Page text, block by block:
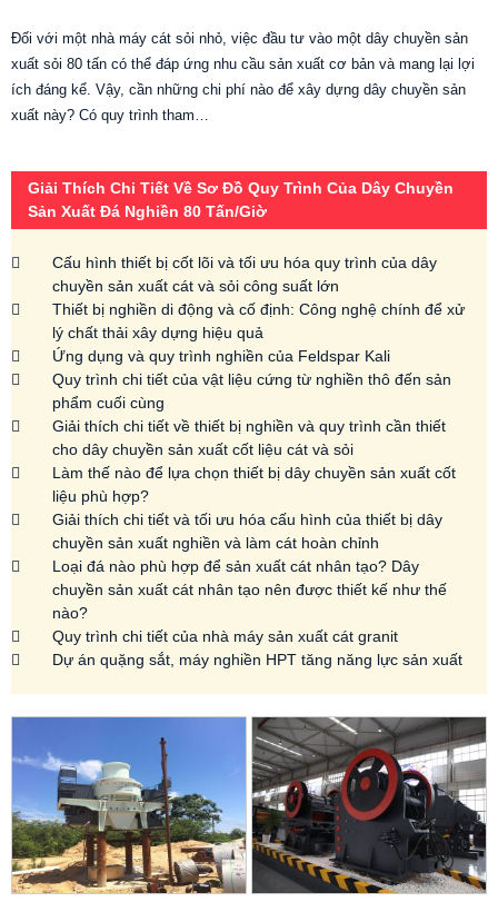
Đối với một nhà máy cát sỏi nhỏ, việc đầu tư vào một dây chuyền sản
xuất sỏi 80 tấn có thể đáp ứng nhu cầu sản xuất cơ bản và mang lại lợi
ích đáng kể. Vậy, cần những chi phí nào để xây dựng dây chuyền sản
xuất này? Có quy trình tham…
Giải Thích Chi Tiết Về Sơ Đồ Quy Trình Của Dây Chuyền
Sản Xuất Đá Nghiền 80 Tấn/giờ
Cấu hình thiết bị cốt lõi và tối ưu hóa quy trình của dây
chuyền sản xuất cát và sỏi công suất lớn
Thiết bị nghiền di động và cố định: Công nghệ chính để xử
lý chất thải xây dựng hiệu quả
Ứng dụng và quy trình nghiền của Feldspar Kali
Quy trình chi tiết của vật liệu cứng từ nghiền thô đến sản
phẩm cuối cùng
Giải thích chi tiết về thiết bị nghiền và quy trình cần thiết
cho dây chuyền sản xuất cốt liệu cát và sỏi
Làm thế nào để lựa chọn thiết bị dây chuyền sản xuất cốt
liệu phù hợp?
Giải thích chi tiết và tối ưu hóa cấu hình của thiết bị dây
chuyền sản xuất nghiền và làm cát hoàn chỉnh
Loại đá nào phù hợp để sản xuất cát nhân tạo? Dây
chuyền sản xuất cát nhân tạo nên được thiết kế như thế
nào?
Quy trình chi tiết của nhà máy sản xuất cát granit
Dự án quặng sắt, máy nghiền HPT tăng năng lực sản xuất